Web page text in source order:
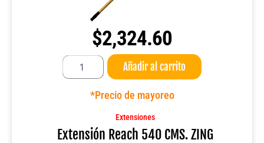
$2,324.60
Extensión
Reach
540
Añadir al carrito
*Precio de mayoreo
Extensiones
Extensión Reach 540 CMS. ZING